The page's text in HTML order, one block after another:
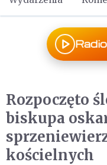
Rozpoczęto
biskupa
kościelnych